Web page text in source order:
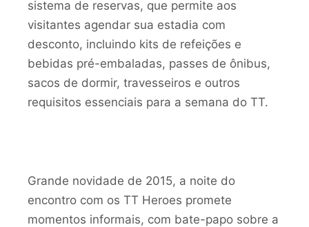
sistema de reservas, que permite aos
visitantes agendar sua estadia com
desconto, incluindo kits de refeições e
bebidas pré-embaladas, passes de ônibus,
sacos de dormir, travesseiros e outros
requisitos essenciais para a semana do TT.
Grande novidade de 2015, a noite do
encontro com os TT Heroes promete
momentos informais, com bate-papo sobre a